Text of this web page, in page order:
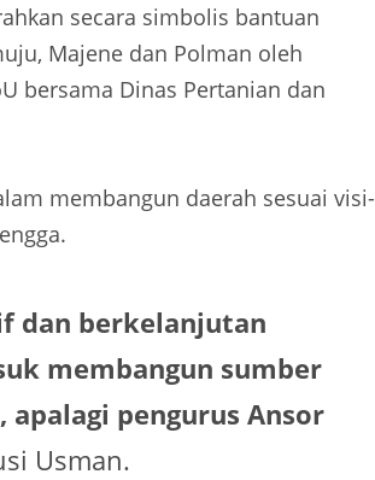
secara simbolis bantuan
Majene dan Polman oleh
bersama Dinas Pertanian dan
membangun daerah sesuai visi-
dan berkelanjutan
membangun sumber
pengurus Ansor
Usman.